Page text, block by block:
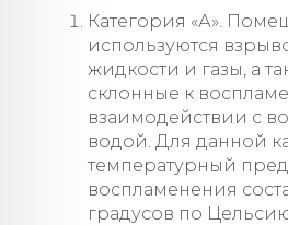
Категория «А».
используются
жидкости и газы, а
склонные к
взаимодействии с
водой. Для данной
температурный
воспламенения
градусов по